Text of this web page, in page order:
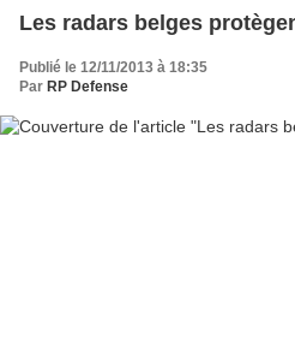
Les radars belges
Publié le 12/11/2013 à 18:35
Par RP Defense